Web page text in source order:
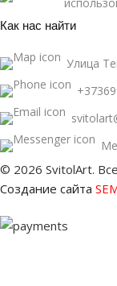
Как нас найти
Улица
© 2026 SvitolArt.
Создание сайта